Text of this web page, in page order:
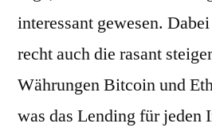
interessant gewesen.
recht auch die rasant
Währungen Bitcoin und
was das Lending für jeden